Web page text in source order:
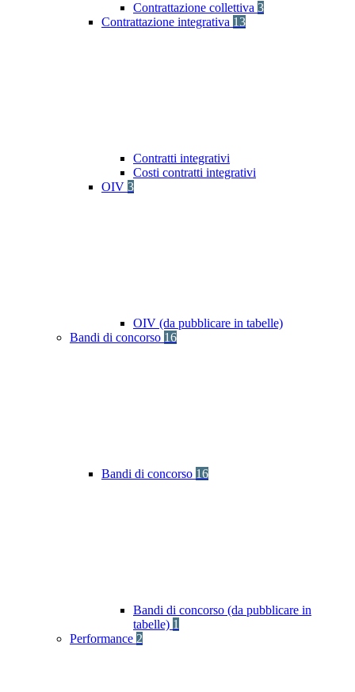
Contrattazione collettiva 3
Contrattazione integrativa 13
Contratti integrativi
Costi contratti integrativi
OIV 3
OIV (da pubblicare in tabelle)
Bandi di concorso 16
Bandi di concorso 16
Bandi di concorso (da pubblicare in
tabelle) 1
Performance 2